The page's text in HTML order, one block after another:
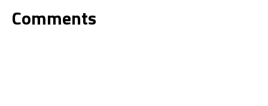
Comments